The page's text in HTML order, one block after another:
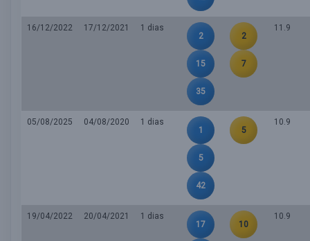
16/12/2022 17/12/2021
1 dias
2
15
35
2
7
11.9
05/08/2025 04/08/2020
1 dias
1
5
42
5
10.9
19/04/2022 20/04/2021
1 dias
17
10
10.9